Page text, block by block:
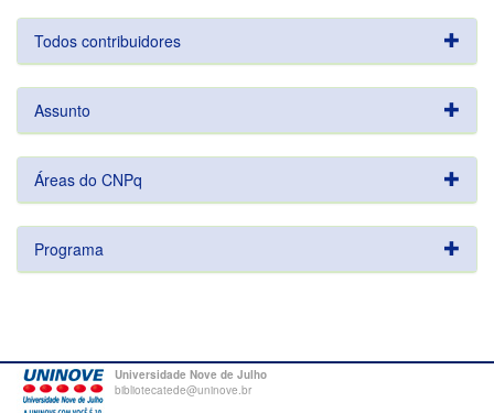
Todos contribuidores
Assunto
Áreas do CNPq
Programa
Universidade Nove de Julho
bibliotecatede@uninove.br